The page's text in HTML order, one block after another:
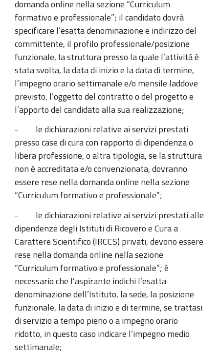
domanda online nella sezione “Curriculum
formativo e professionale”; il candidato dovrà
specificare l’esatta denominazione e indirizzo del
committente, il profilo professionale/posizione
funzionale, la struttura presso la quale l’attività è
stata svolta, la data di inizio e la data di termine,
l’impegno orario settimanale e/o mensile laddove
previsto, l’oggetto del contratto o del progetto e
l’apporto del candidato alla sua realizzazione;
- le dichiarazioni relative ai servizi prestati
presso case di cura con rapporto di dipendenza o
libera professione, o altra tipologia, se la struttura
non è accreditata e/o convenzionata, dovranno
essere rese nella domanda online nella sezione
“Curriculum formativo e professionale”;
- le dichiarazioni relative ai servizi prestati alle
dipendenze degli Istituti di Ricovero e Cura a
Carattere Scientifico (IRCCS) privati, devono essere
rese nella domanda online nella sezione
“Curriculum formativo e professionale”; è
necessario che l’aspirante indichi l’esatta
denominazione dell’Istituto, la sede, la posizione
funzionale, la data di inizio e di termine, se trattasi
di servizio a tempo pieno o a impegno orario
ridotto, in questo caso indicare l’impegno medio
settimanale;